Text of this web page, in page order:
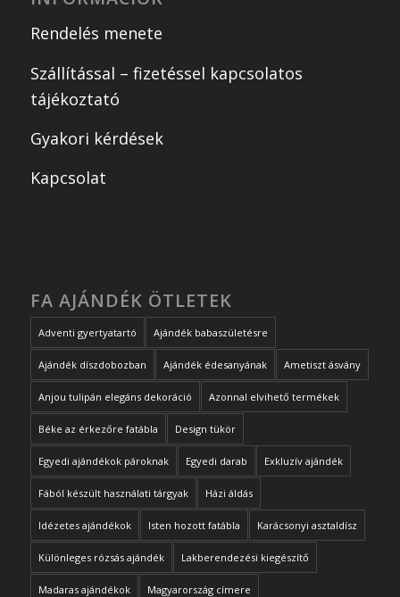
Rendelés menete
Szállítással – fizetéssel kapcsolatos
tájékoztató
Gyakori kérdések
Kapcsolat
FA AJÁNDÉK ÖTLETEK
Adventi gyertyatartó Ajándék babaszületésre
Ajándék díszdobozban Ajándék édesanyának Ametiszt ásvány
Anjou tulipán elegáns dekoráció Azonnal elvihető termékek
Béke az érkezőre fatábla Design tükör
Egyedi ajándékok pároknak Egyedi darab Exkluzív ajándék
Fából készült használati tárgyak Házi áldás
Idézetes ajándékok Isten hozott fatábla Karácsonyi asztaldísz
Különleges rózsás ajándék Lakberendezési kiegészítő
Madaras ajándékok Magyarország címere